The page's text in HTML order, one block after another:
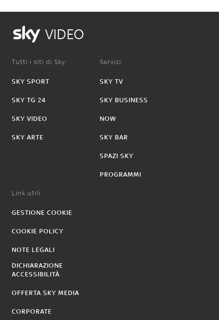
VIDEO
Tutti i siti di Sky:
SKY SPORT
SKY TG 24
SKY VIDEO
SKY ARTE
Servizi:
SKY TV
SKY BUSINESS
NOW
SKY BAR
SPAZI SKY
PROGRAMMI
Link utili:
GESTIONE COOKIE
COOKIE POLICY
NOTE LEGALI
DICHIARAZIONE
ACCESSIBILITÀ
OFFERTA SKY MEDIA
CORPORATE